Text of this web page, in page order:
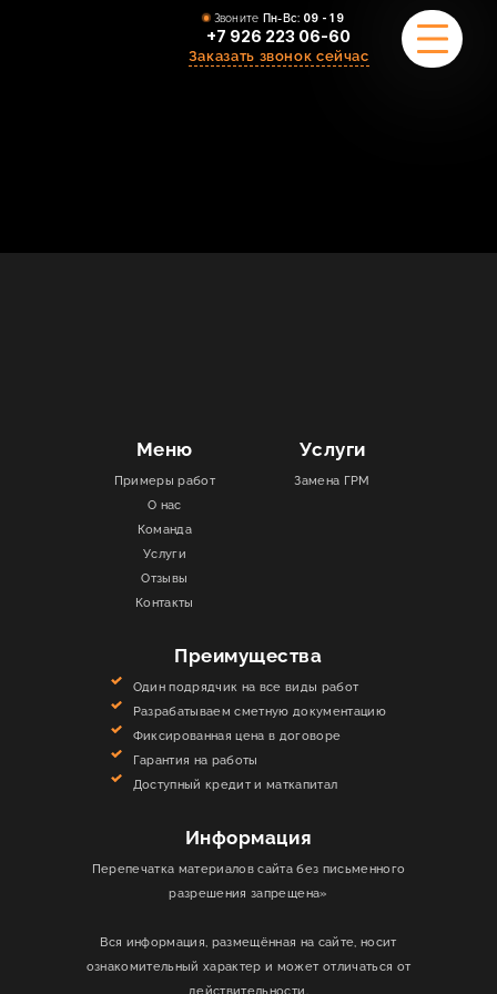
Звоните Пн-Вс: 09 - 19
+7 926 223 06-60
Заказать звонок сейчас
КОНТАКТЫМеню
Примеры работ
О нас
Команда
Услуги
Отзывы
Контакты
Услуги
Замена ГРМ
Преимущества
Один подрядчик на все виды работ
Разрабатываем сметную документацию
Фиксированная цена в договоре
Гарантия на работы
Доступный кредит и маткапитал
Информация
Перепечатка материалов сайта без письменного
разрешения запрещена»
Вся информация, размещённая на сайте, носит
ознакомительный характер и может отличаться от
действительности.